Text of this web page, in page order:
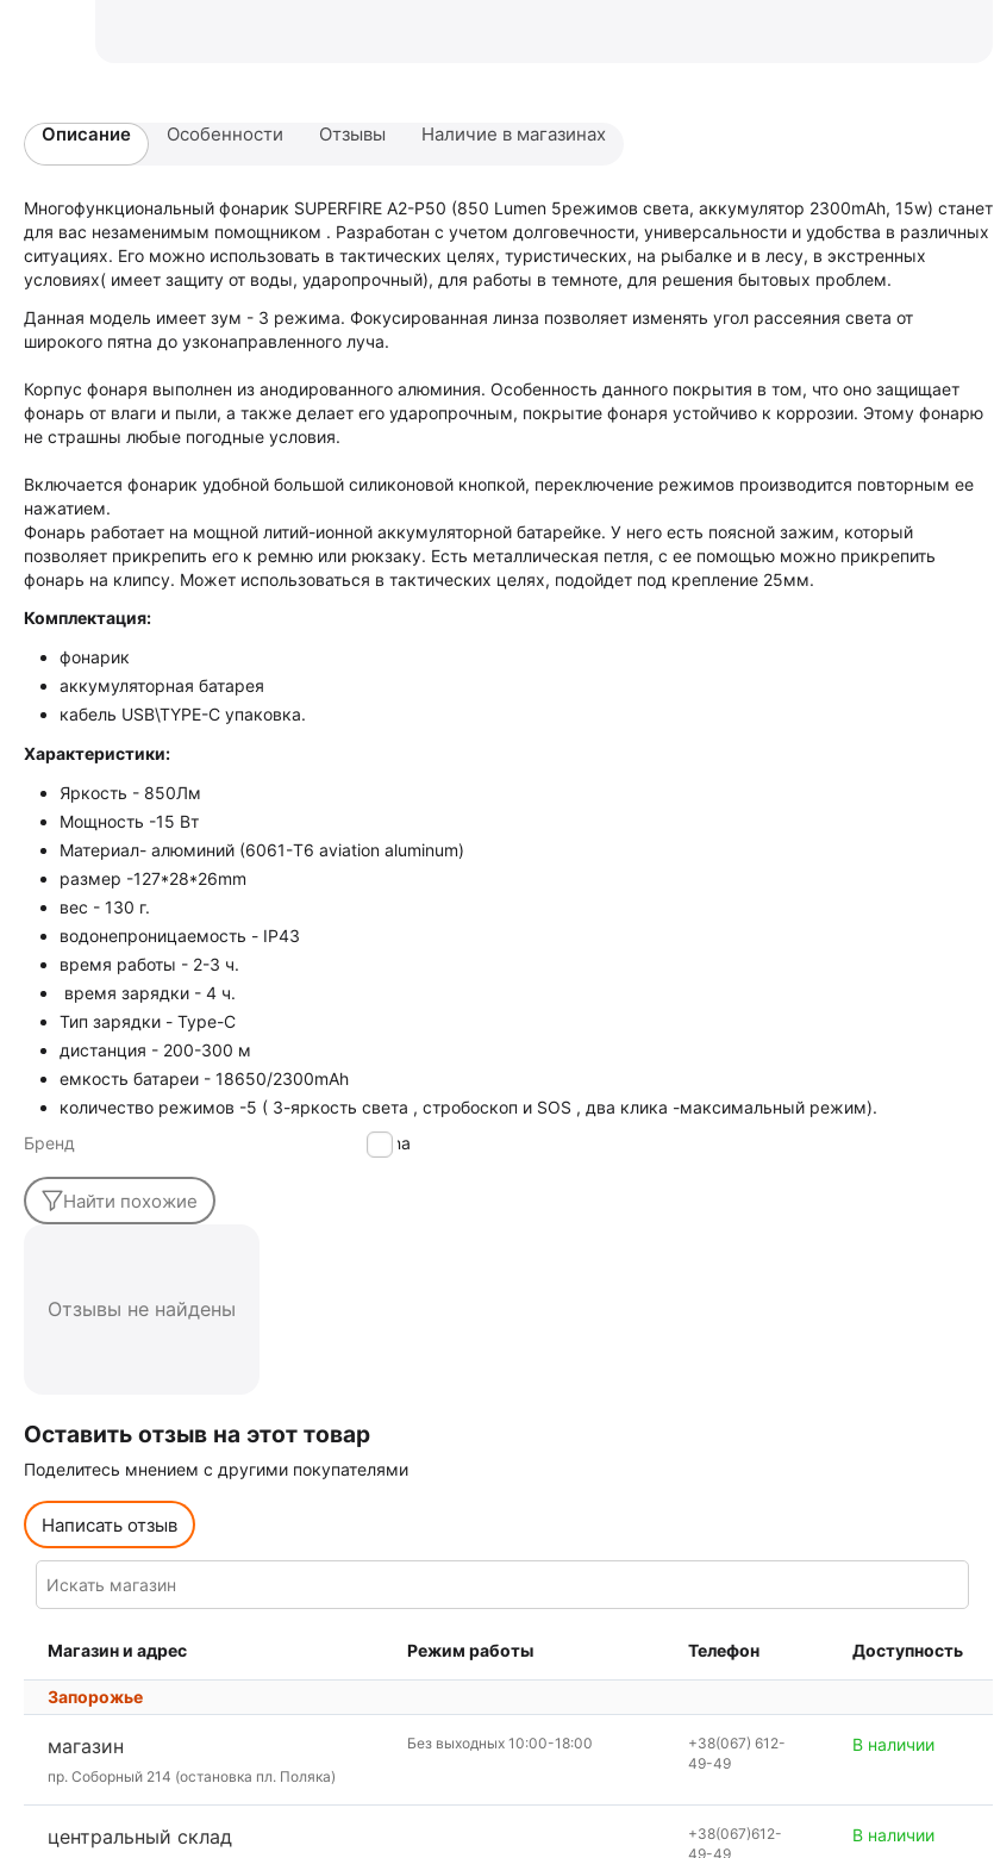
Описание Особенности Отзывы Наличие в магазинах
Многофункциональный фонарик SUPERFIRE A2-P50 (850 Lumen 5режимов света, аккумулятор 2300mAh, 15w) станет
для вас незаменимым помощником . Разработан с учетом долговечности, универсальности и удобства в различных
ситуациях. Его можно использовать в тактических целях, туристических, на рыбалке и в лесу, в экстренных
условиях( имеет защиту от воды, ударопрочный), для работы в темноте, для решения бытовых проблем.
Данная модель имеет зум - 3 режима. Фокусированная линза позволяет изменять угол рассеяния света от
широкого пятна до узконаправленного луча.
Корпус фонаря выполнен из анодированного алюминия. Особенность данного покрытия в том, что оно защищает
фонарь от влаги и пыли, а также делает его ударопрочным, покрытие фонаря устойчиво к коррозии. Этому фонарю
не страшны любые погодные условия.
Включается фонарик удобной большой силиконовой кнопкой, переключение режимов производится повторным ее
нажатием.
Фонарь работает на мощной литий-ионной аккумуляторной батарейке. У него есть поясной зажим, который
позволяет прикрепить его к ремню или рюкзаку. Есть металлическая петля, с ее помощью можно прикрепить
фонарь на клипсу. Может использоваться в тактических целях, подойдет под крепление 25мм.
Комплектация:
фонарик
аккумуляторная батарея
кабель USB\TYPE-C упаковка.
Характеристики:
Яркость - 850Лм
Мощность -15 Вт
Материал- алюминий (6061-T6 aviation aluminum)
размер -127*28*26mm
вес - 130 г.
водонепроницаемость - IP43
время работы - 2-3 ч.
время зарядки - 4 ч.
Тип зарядки - Type-C
дистанция - 200-300 м
емкость батареи - 18650/2300mAh
количество режимов -5 ( 3-яркость света , стробоскоп и SOS , два клика -максимальный режим).
Бренд
China
Найти похожие
Отзывы не найдены
Оставить отзыв на этот товар
Поделитесь мнением с другими покупателями
Написать отзыв
Магазин и адрес Режим работы Телефон Доступность
Запорожье
магазин
пр. Соборный 214 (остановка пл. Поляка)
Без выходных 10:00-18:00
+38(067) 612-
49-49
В наличии
центральный склад
+38(067)612-
49-49
В наличии